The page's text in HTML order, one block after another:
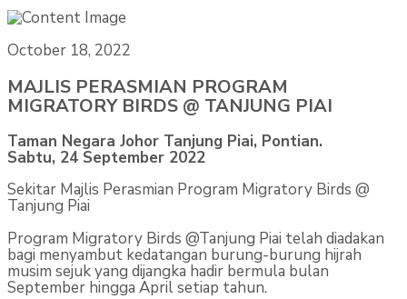
October 18, 2022
MAJLIS PERASMIAN PROGRAM
MIGRATORY BIRDS @ TANJUNG PIAI
Taman Negara Johor Tanjung Piai, Pontian.
Sabtu, 24 September 2022
Sekitar Majlis Perasmian Program Migratory Birds @
Tanjung Piai
Program Migratory Birds @Tanjung Piai telah diadakan
bagi menyambut kedatangan burung-burung hijrah
musim sejuk yang dijangka hadir bermula bulan
September hingga April setiap tahun.